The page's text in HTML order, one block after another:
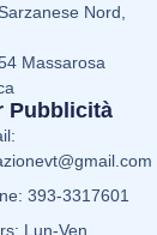
Nord,
Massarosa
Pubblicità
393-3317601
Lun-Ven